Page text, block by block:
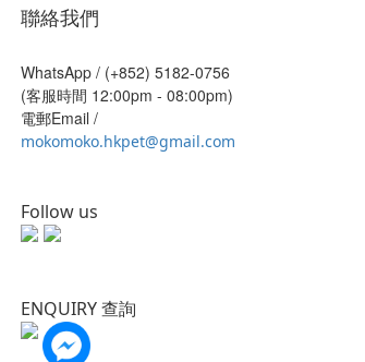
聯絡我們
WhatsApp / (+852) 5182-0756
(客服時間 12:00pm - 08:00pm)
電郵Email /
mokomoko.hkpet@gmail.com
Follow us
ENQUIRY 查詢